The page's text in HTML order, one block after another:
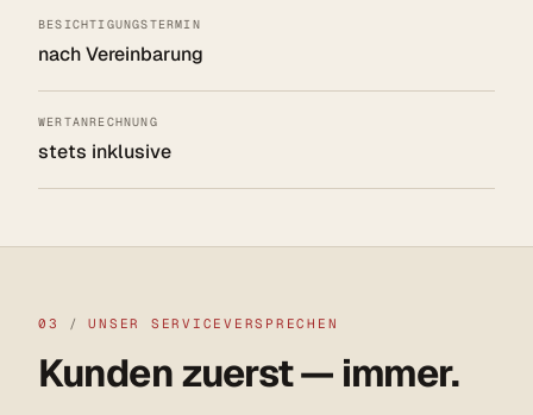
BESICHTIGUNGSTERMIN
nach Vereinbarung
WERTANRECHNUNG
stets inklusive
03 / UNSER SERVICEVERSPRECHEN
Kunden zuerst — immer.